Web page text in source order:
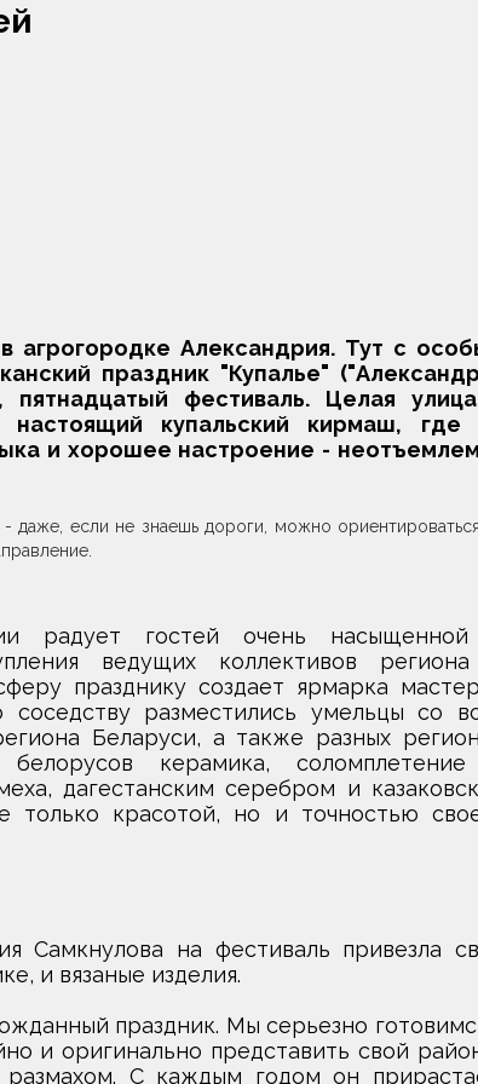
Александрия. Тут с
праздник "Купалье"
фестиваль. Целая
настоящий купальский кирмаш, где
и хорошее настроение -
даже, если не знаешь дороги, можно
радует гостей очень
ведущих коллективов
празднику создает ярмарка
соседству разместились умельцы со
Беларуси, а также разных
керамика,
дагестанским серебром и
красотой, но и точностью
Самкнулова на фестиваль привезла
и вязаные изделия.
праздник. Мы серьезно
и оригинально представить свой
С каждым годом он